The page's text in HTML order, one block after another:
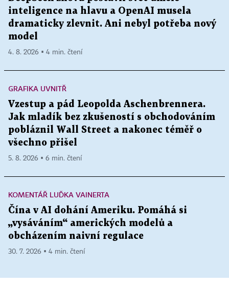
inteligence na hlavu a OpenAI musela
dramaticky zlevnit. Ani nebyl potřeba nový
model
4. 8. 2026 ▪ 4 min. čtení
GRAFIKA UVNITŘ
Vzestup a pád Leopolda Aschenbrennera.
Jak mladík bez zkušeností s obchodováním
pobláznil Wall Street a nakonec téměř o
všechno přišel
5. 8. 2026 ▪ 6 min. čtení
KOMENTÁŘ LUĎKA VAINERTA
Čína v AI dohání Ameriku. Pomáhá si
„vysáváním“ amerických modelů a
obcházením naivní regulace
30. 7. 2026 ▪ 4 min. čtení